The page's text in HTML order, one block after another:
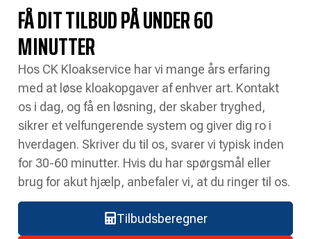
FÅ DIT TILBUD PÅ UNDER 60
MINUTTER
Hos CK Kloakservice har vi mange års erfaring
med at løse kloakopgaver af enhver art. Kontakt
os i dag, og få en løsning, der skaber tryghed,
sikrer et velfungerende system og giver dig ro i
hverdagen. Skriver du til os, svarer vi typisk inden
for 30-60 minutter. Hvis du har spørgsmål eller
brug for akut hjælp, anbefaler vi, at du ringer til os.
Tilbudsberegner